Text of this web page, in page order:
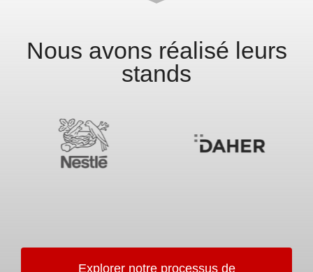
Nous avons réalisé leurs
stands